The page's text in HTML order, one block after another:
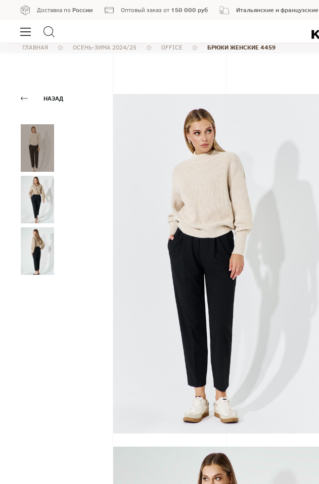
Доставка по России Оптовый заказ от 150 000 руб Итальянские и французские
ГЛАВНАЯ
ОСЕНЬ-ЗИМА 2024/25 OFFICE БРЮКИ ЖЕНСКИЕ 4459
НАЗАД